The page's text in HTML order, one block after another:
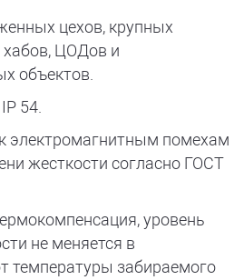
цехов, крупных
хабов, ЦОДов и
объектов.
54.
электромагнитным помехам
жесткости согласно ГОСТ
уровень
не меняется в
температуры забираемого